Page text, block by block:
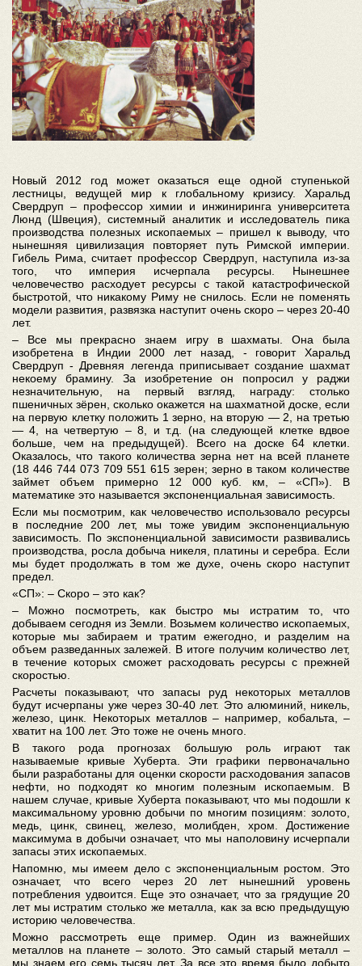
Новый 2012 год может оказаться еще одной ступенькой
лестницы, ведущей мир к глобальному кризису. Харальд
Свердруп – профессор химии и инжиниринга университета
Люнд (Швеция), системный аналитик и исследователь пика
производства полезных ископаемых – пришел к выводу, что
нынешняя цивилизация повторяет путь Римской империи.
Гибель Рима, считает профессор Свердруп, наступила из-за
того, что империя исчерпала ресурсы. Нынешнее
человечество расходует ресурсы с такой катастрофической
быстротой, что никакому Риму не снилось. Если не поменять
модели развития, развязка наступит очень скоро – через 20-40
лет.
– Все мы прекрасно знаем игру в шахматы. Она была
изобретена в Индии 2000 лет назад, - говорит Харальд
Свердруп - Древняя легенда приписывает создание шахмат
некоему брамину. За изобретение он попросил у раджи
незначительную, на первый взгляд, награду: столько
пшеничных зёрен, сколько окажется на шахматной доске, если
на первую клетку положить 1 зерно, на вторую — 2, на третью
— 4, на четвертую – 8, и т.д. (на следующей клетке вдвое
больше, чем на предыдущей). Всего на доске 64 клетки.
Оказалось, что такого количества зерна нет на всей планете
(18 446 744 073 709 551 615 зерен; зерно в таком количестве
займет объем примерно 12 000 куб. км, – «СП»). В
математике это называется экспоненциальная зависимость.
Если мы посмотрим, как человечество использовало ресурсы
в последние 200 лет, мы тоже увидим экспоненциальную
зависимость. По экспоненциальной зависимости развивались
производства, росла добыча никеля, платины и серебра. Если
мы будет продолжать в том же духе, очень скоро наступит
предел.
«СП»: – Скоро – это как?
– Можно посмотреть, как быстро мы истратим то, что
добываем сегодня из Земли. Возьмем количество ископаемых,
которые мы забираем и тратим ежегодно, и разделим на
объем разведанных залежей. В итоге получим количество лет,
в течение которых сможет расходовать ресурсы с прежней
скоростью.
Расчеты показывают, что запасы руд некоторых металлов
будут исчерпаны уже через 30-40 лет. Это алюминий, никель,
железо, цинк. Некоторых металлов – например, кобальта, –
хватит на 100 лет. Это тоже не очень много.
В такого рода прогнозах большую роль играют так
называемые кривые Хуберта. Эти графики первоначально
были разработаны для оценки скорости расходования запасов
нефти, но подходят ко многим полезным ископаемым. В
нашем случае, кривые Хуберта показывают, что мы подошли к
максимальному уровню добычи по многим позициям: золото,
медь, цинк, свинец, железо, молибден, хром. Достижение
максимума в добычи означает, что мы наполовину исчерпали
запасы этих ископаемых.
Напомню, мы имеем дело с экспоненциальным ростом. Это
означает, что всего через 20 лет нынешний уровень
потребления удвоится. Еще это означает, что за грядущие 20
лет мы истратим столько же металла, как за всю предыдущую
историю человечества.
Можно рассмотреть еще пример. Один из важнейших
металлов на планете – золото. Это самый старый металл –
мы знаем его семь тысяч лет. За все это время было добыто